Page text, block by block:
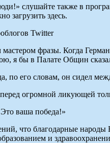
слушайте также в
загрузить здесь.
Twitter
фразы. Когда
я бы в Палате Общин
по его словам, он сидел
огромной ликующей
ваша победа!»
что благодарные
и